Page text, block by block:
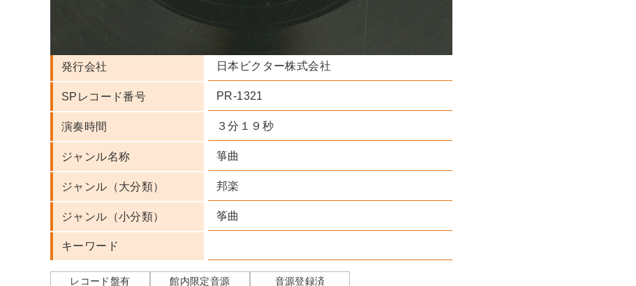
人名・団体名
レーベル
発行会社 日本ビクター株式会社
SPレコード番号 PR-1321
演奏時間 ３分１９秒
ジャンル名称 箏曲
ジャンル（大分類） 邦楽
ジャンル（小分類） 筝曲
キーワード
レコード盤有 館内限定音源 音源登録済